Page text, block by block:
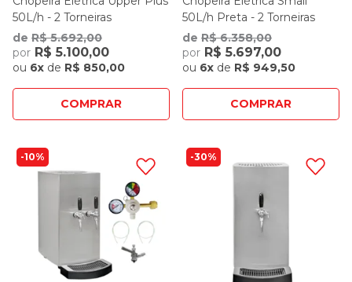
50L/h - 2 Torneiras
de R$ 5.692,00
por R$ 5.100,00
ou 6x de R$ 850,00
COMPRAR
50L/h Preta - 2 Torneiras
de R$ 6.358,00
por R$ 5.697,00
ou 6x de R$ 949,50
COMPRAR
10% 30%